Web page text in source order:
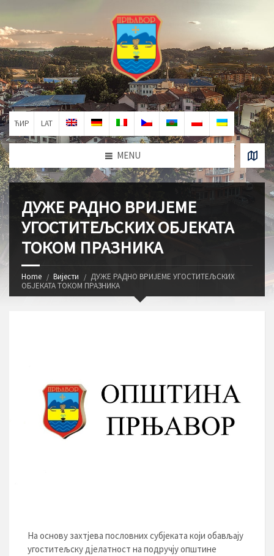
ЋИР LAT
MENU
ДУЖЕ РАДНО ВРИЈЕМЕ
УГОСТИТЕЉСКИХ ОБЈЕКАТА
ТОКОМ ПРАЗНИКА
Home Вијести
ДУЖЕ РАДНО ВРИЈЕМЕ УГОСТИТЕЉСКИХ
ОБЈЕКАТА ТОКОМ ПРАЗНИКА
На основу захтјева пословних субјеката који обављају
угоститељску дјелатност на подручју општине